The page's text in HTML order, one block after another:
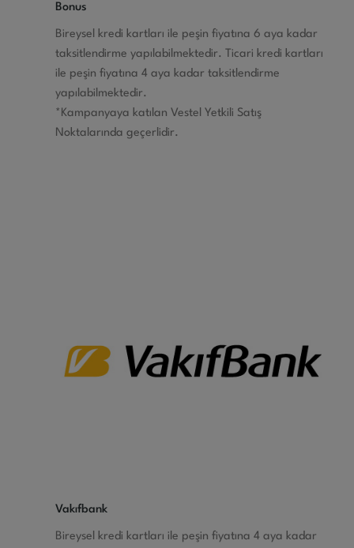
Bonus
Bireysel kredi kartları ile peşin fiyatına 6 aya kadar
taksitlendirme yapılabilmektedir. Ticari kredi kartları
ile peşin fiyatına 4 aya kadar taksitlendirme
yapılabilmektedir.
*Kampanyaya katılan Vestel Yetkili Satış
Noktalarında geçerlidir.
Vakıfbank
Bireysel kredi kartları ile peşin fiyatına 4 aya kadar